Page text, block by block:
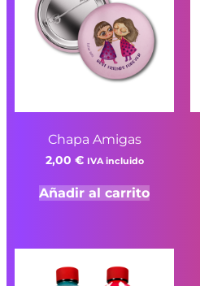
Chapa Amigas
2,00 € IVA incluido
Añadir al carrito